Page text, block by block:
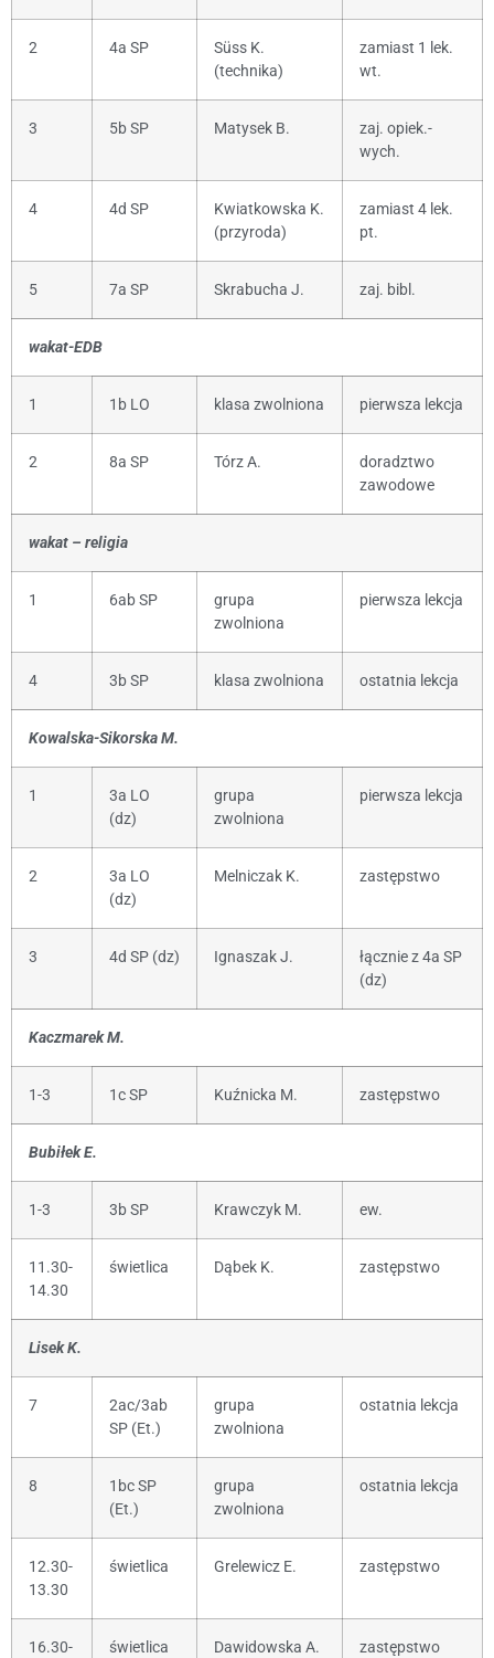
2 4a SP
Süss K.
(technika)
zamiast 1 lek.
wt.
3 5b SP Matysek B.
zaj. opiek.-
wych.
4 4d SP
Kwiatkowska K.
(przyroda)
zamiast 4 lek.
pt.
5 7a SP Skrabucha J. zaj. bibl.
wakat-EDB
1 1b LO klasa zwolniona pierwsza lekcja
2 8a SP Tórz A.
doradztwo
zawodowe
wakat – religia
1 6ab SP
grupa
zwolniona
pierwsza lekcja
4 3b SP klasa zwolniona ostatnia lekcja
Kowalska-Sikorska M.
1
3a LO
(dz)
grupa
zwolniona
pierwsza lekcja
2
3a LO
(dz)
Melniczak K. zastępstwo
3 4d SP (dz) Ignaszak J.
łącznie z 4a SP
(dz)
Kaczmarek M.
1-3 1c SP Kuźnicka M. zastępstwo
Bubiłek E.
1-3 3b SP Krawczyk M. ew.
11.30-
14.30
świetlica Dąbek K. zastępstwo
Lisek K.
7
2ac/3ab
SP (Et.)
grupa
zwolniona
ostatnia lekcja
8
1bc SP
(Et.)
grupa
zwolniona
ostatnia lekcja
12.30-
13.30
świetlica Grelewicz E. zastępstwo
16.30-
świetlica Dawidowska A. zastępstwo